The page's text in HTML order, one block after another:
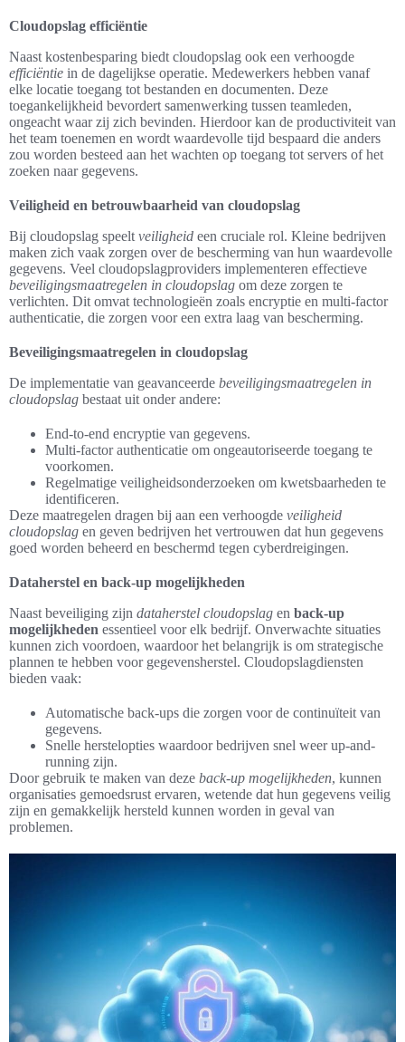
Cloudopslag efficiëntie
Naast kostenbesparing biedt cloudopslag ook een verhoogde
efficiëntie in de dagelijkse operatie. Medewerkers hebben vanaf
elke locatie toegang tot bestanden en documenten. Deze
toegankelijkheid bevordert samenwerking tussen teamleden,
ongeacht waar zij zich bevinden. Hierdoor kan de productiviteit van
het team toenemen en wordt waardevolle tijd bespaard die anders
zou worden besteed aan het wachten op toegang tot servers of het
zoeken naar gegevens.
Veiligheid en betrouwbaarheid van cloudopslag
Bij cloudopslag speelt veiligheid een cruciale rol. Kleine bedrijven
maken zich vaak zorgen over de bescherming van hun waardevolle
gegevens. Veel cloudopslagproviders implementeren effectieve
beveiligingsmaatregelen in cloudopslag om deze zorgen te
verlichten. Dit omvat technologieën zoals encryptie en multi-factor
authenticatie, die zorgen voor een extra laag van bescherming.
Beveiligingsmaatregelen in cloudopslag
De implementatie van geavanceerde beveiligingsmaatregelen in
cloudopslag bestaat uit onder andere:
End-to-end encryptie van gegevens.
Multi-factor authenticatie om ongeautoriseerde toegang te
voorkomen.
Regelmatige veiligheidsonderzoeken om kwetsbaarheden te
identificeren.
Deze maatregelen dragen bij aan een verhoogde veiligheid
cloudopslag en geven bedrijven het vertrouwen dat hun gegevens
goed worden beheerd en beschermd tegen cyberdreigingen.
Dataherstel en back-up mogelijkheden
Naast beveiliging zijn dataherstel cloudopslag en back-up
mogelijkheden essentieel voor elk bedrijf. Onverwachte situaties
kunnen zich voordoen, waardoor het belangrijk is om strategische
plannen te hebben voor gegevensherstel. Cloudopslagdiensten
bieden vaak:
Automatische back-ups die zorgen voor de continuïteit van
gegevens.
Snelle herstelopties waardoor bedrijven snel weer up-and-
running zijn.
Door gebruik te maken van deze back-up mogelijkheden, kunnen
organisaties gemoedsrust ervaren, wetende dat hun gegevens veilig
zijn en gemakkelijk hersteld kunnen worden in geval van
problemen.